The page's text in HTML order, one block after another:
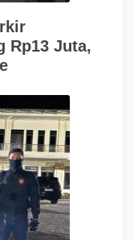
Rp13 Juta,